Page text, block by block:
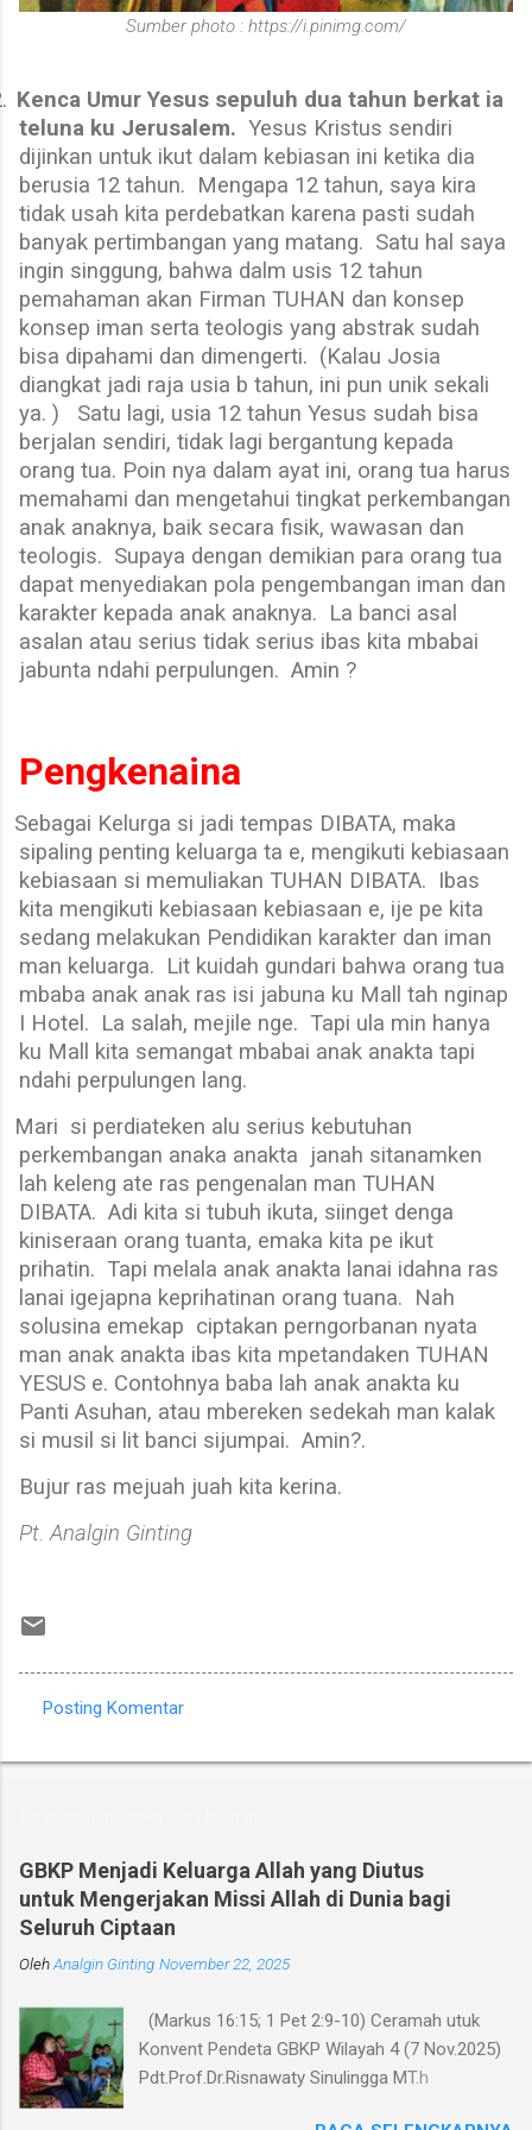
Sumber photo : https://i.pinimg.com/
Kenca Umur Yesus sepuluh dua tahun berkat ia
teluna ku Jerusalem. Yesus Kristus sendiri
dijinkan untuk ikut dalam kebiasan ini ketika dia
berusia 12 tahun. Mengapa 12 tahun, saya kira
tidak usah kita perdebatkan karena pasti sudah
banyak pertimbangan yang matang. Satu hal saya
ingin singgung, bahwa dalm usis 12 tahun
pemahaman akan Firman TUHAN dan konsep
konsep iman serta teologis yang abstrak sudah
bisa dipahami dan dimengerti. (Kalau Josia
diangkat jadi raja usia b tahun, ini pun unik sekali
ya. )
Satu lagi, usia 12 tahun Yesus sudah bisa
berjalan sendiri, tidak lagi bergantung kepada
orang tua. Poin nya dalam ayat ini, orang tua harus
memahami dan mengetahui tingkat perkembangan
anak anaknya, baik secara fisik, wawasan dan
teologis. Supaya dengan demikian para orang tua
dapat menyediakan pola pengembangan iman dan
karakter kepada anak anaknya. La banci asal
asalan atau serius tidak serius ibas kita mbabai
jabunta ndahi perpulungen. Amin ?
Pengkenaina
Sebagai Kelurga si jadi tempas DIBATA, maka
sipaling penting keluarga ta e, mengikuti kebiasaan
kebiasaan si memuliakan TUHAN DIBATA. Ibas
kita mengikuti kebiasaan kebiasaan e, ije pe kita
sedang melakukan Pendidikan karakter dan iman
man keluarga. Lit kuidah gundari bahwa orang tua
mbaba anak anak ras isi jabuna ku Mall tah nginap
I Hotel. La salah, mejile nge. Tapi ula min hanya
ku Mall kita semangat mbabai anak anakta tapi
ndahi perpulungen lang.
Mari si perdiateken alu serius kebutuhan
perkembangan anaka anakta janah sitanamken
lah keleng ate ras pengenalan man TUHAN
DIBATA. Adi kita si tubuh ikuta, siinget denga
kiniseraan orang tuanta, emaka kita pe ikut
prihatin. Tapi melala anak anakta lanai idahna ras
lanai igejapna keprihatinan orang tuana. Nah
solusina emekap ciptakan perngorbanan nyata
man anak anakta ibas kita mpetandaken TUHAN
YESUS e. Contohnya baba lah anak anakta ku
Panti Asuhan, atau mbereken sedekah man kalak
si musil si lit banci sijumpai. Amin?.
Bujur ras mejuah juah kita kerina.
Pt. Analgin Ginting
o
n
t
a
r
Posting Komentar
GBKP Menjadi Keluarga Allah yang Diutus
untuk Mengerjakan Missi Allah di Dunia bagi
Seluruh Ciptaan
OlehAnalgin Ginting November 22, 2025
(Markus 16:15; 1 Pet 2:9-10) Ceramah utuk
Konvent Pendeta GBKP Wilayah 4 (7 Nov.2025)
Pdt.Prof.Dr.Risnawaty Sinulingga MT.h